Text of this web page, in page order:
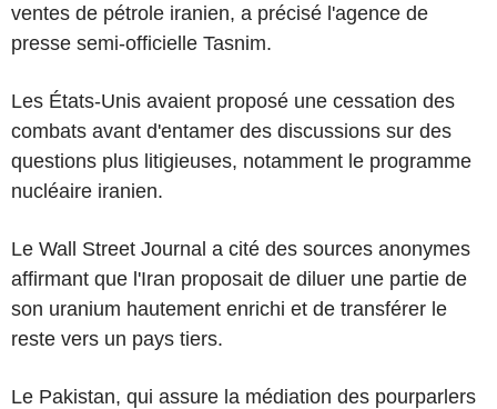
ventes de pétrole iranien, a précisé l'agence de
presse semi-officielle Tasnim.
Les États-Unis avaient proposé une cessation des
combats avant d'entamer des discussions sur des
questions plus litigieuses, notamment le programme
nucléaire iranien.
Le Wall Street Journal a cité des sources anonymes
affirmant que l'Iran proposait de diluer une partie de
son uranium hautement enrichi et de transférer le
reste vers un pays tiers.
Le Pakistan, qui assure la médiation des pourparlers